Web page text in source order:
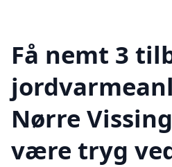
Få nemt 3
Nørre
være tryg